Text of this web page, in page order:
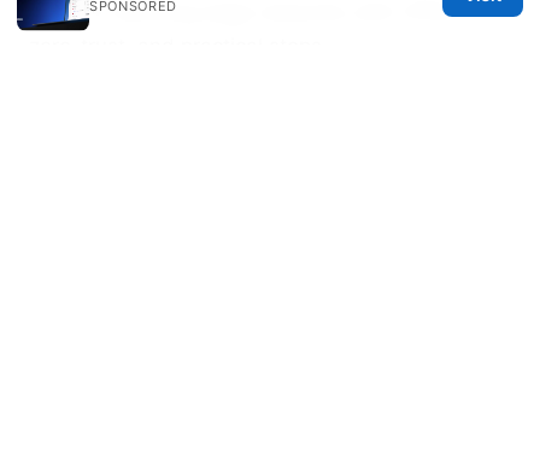
guide to securing edge networks with VPNs,
SPONSORED